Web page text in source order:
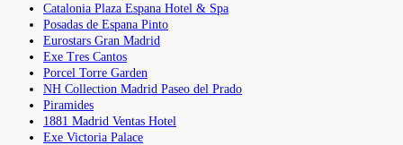
Catalonia Plaza Espana Hotel & Spa
Posadas de Espana Pinto
Eurostars Gran Madrid
Exe Tres Cantos
Porcel Torre Garden
NH Collection Madrid Paseo del Prado
Piramides
1881 Madrid Ventas Hotel
Exe Victoria Palace